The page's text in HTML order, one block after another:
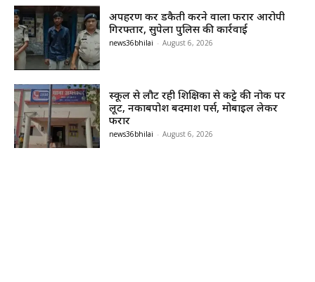
अपहरण कर डकैती करने वाला फरार आरोपी
गिरफ्तार, सुपेला पुलिस की कार्रवाई
news36bhilai - August 6, 2026
स्कूल से लौट रही शिक्षिका से कट्टे की नोक पर
लूट, नकाबपोश बदमाश पर्स, मोबाइल लेकर
फरार
news36bhilai - August 6, 2026